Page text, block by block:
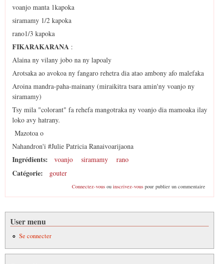
voanjo manta 1kapoka
siramamy 1/2 kapoka
rano1/3 kapoka
FIKARAKARANA :
Alaina ny vilany jobo na ny lapoaly
Arotsaka ao avokoa ny fangaro rehetra dia atao ambony afo malefaka
Aroina mandra-paha-mainany (miraikitra tsara amin'ny voanjo ny
siramamy)
Tsy mila "colorant" fa rehefa mangotraka ny voanjo dia mamoaka ilay
loko avy hatrany.
Mazotoa o
Nahandron'i #Julie Patricia Ranaivoarijaona
Ingrédients: voanjo siramamy rano
Catégorie: gouter
Connectez-vousou inscrivez-vouspour publier un commentaire
User menu
Se connecter